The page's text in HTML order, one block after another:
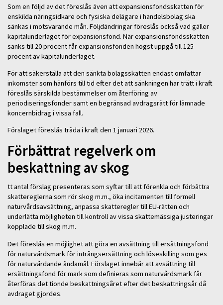
Som en följd av det föreslås även att expansionsfondsskatten för
enskilda näringsidkare och fysiska delägare i handelsbolag ska
sänkas i motsvarande mån. Följdändringar föreslås också vad gäller
kapitalunderlaget för expansionsfond. När expansionsfondsskatten
sänks till 20 procent får expansionsfonden högst uppgå till 125
procent av kapitalunderlaget.
För att säkerställa att den sänkta bolagsskatten endast omfattar
inkomster som hänförs till tid efter det att sänkningen har trätt i kraft
föreslås särskilda bestämmelser om återföring av
periodiseringsfonder samt en begränsad avdragsrätt för lämnade
koncernbidrag i vissa fall.
Förslaget föreslås träda i kraft den 1 januari 2026.
Förbättrat regelverk om
beskattning av skog
tt antal förslag presenteras som syftar till att förenkla och förbättra
skattereglerna som rör skog m.m., öka incitamenten till formell
naturvårdsavsättning, anpassa skatteregler till EU-rätten och
underlätta möjligheten till kontroll av vissa skattemässiga justeringar
kopplade till skog m.m.
Det föreslås en möjlighet att göra en avsättning till ersättningsfond
för naturvårdsmark för intrångsersättning och löseskilling som ges
för naturvårdande ändamål. Förslaget innebär att avsättning till
ersättningsfond för mark som definieras som naturvårdsmark får
återföras det tionde beskattningsåret efter det beskattningsår då
avdraget gjordes.